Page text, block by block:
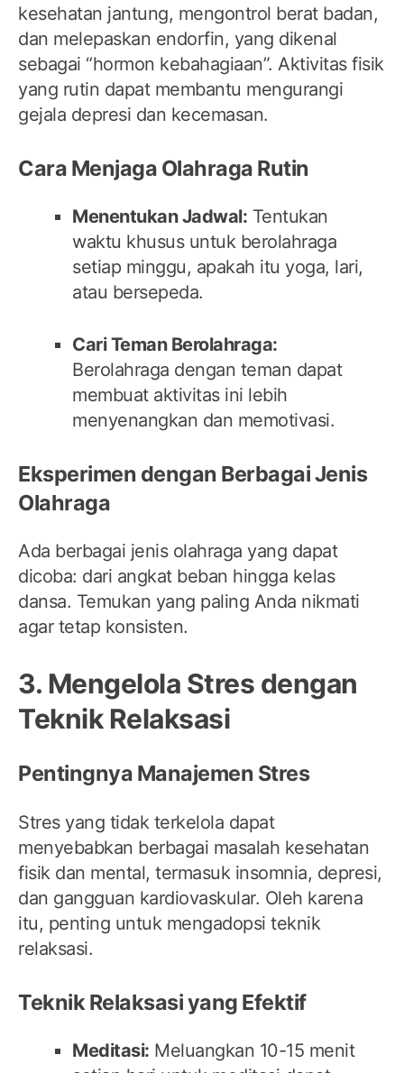
kesehatan jantung, mengontrol berat badan,
dan melepaskan endorfin, yang dikenal
sebagai “hormon kebahagiaan”. Aktivitas fisik
yang rutin dapat membantu mengurangi
gejala depresi dan kecemasan.
Cara Menjaga Olahraga Rutin
Menentukan Jadwal: Tentukan
waktu khusus untuk berolahraga
setiap minggu, apakah itu yoga, lari,
atau bersepeda.
Cari Teman Berolahraga:
Berolahraga dengan teman dapat
membuat aktivitas ini lebih
menyenangkan dan memotivasi.
Eksperimen dengan Berbagai Jenis
Olahraga
Ada berbagai jenis olahraga yang dapat
dicoba: dari angkat beban hingga kelas
dansa. Temukan yang paling Anda nikmati
agar tetap konsisten.
3. Mengelola Stres dengan
Teknik Relaksasi
Pentingnya Manajemen Stres
Stres yang tidak terkelola dapat
menyebabkan berbagai masalah kesehatan
fisik dan mental, termasuk insomnia, depresi,
dan gangguan kardiovaskular. Oleh karena
itu, penting untuk mengadopsi teknik
relaksasi.
Teknik Relaksasi yang Efektif
Meditasi: Meluangkan 10-15 menit